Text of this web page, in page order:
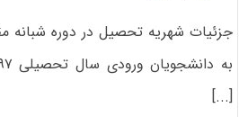
جزئیات شهریه تحصیل در دوره شبانه
[...]